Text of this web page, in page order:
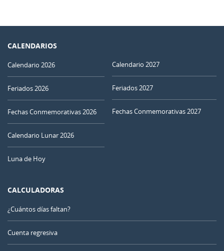
CALENDARIOS
Calendario 2026
Feriados 2026
Fechas Conmemorativas 2026
Calendario Lunar 2026
Luna de Hoy
Calendario 2027
Feriados 2027
Fechas Conmemorativas 2027
CALCULADORAS
¿Cuántos días faltan?
Cuenta regresiva